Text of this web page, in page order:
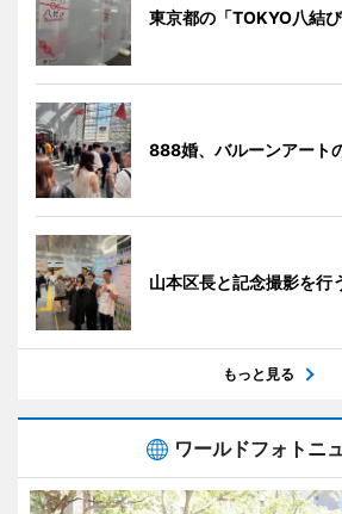
東京都の「TOKYO八結
888婚、バルーンアート
山本区長と記念撮影を行
もっと見る
ワールドフォトニ